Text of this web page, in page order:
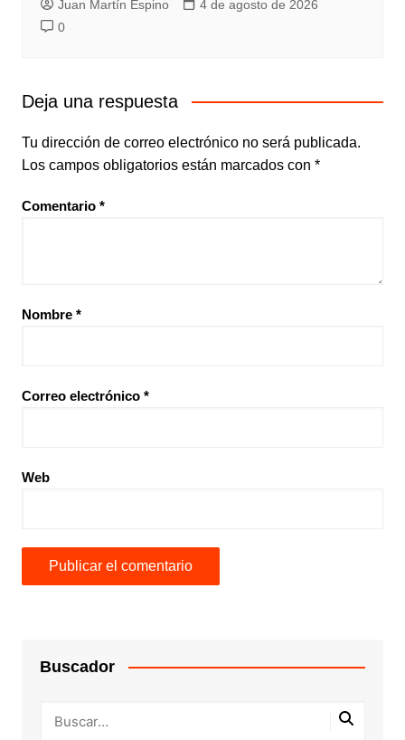
Juan Martín Espino
4 de agosto de 2026
0
Deja una respuesta
Tu dirección de correo electrónico no será publicada.
Los campos obligatorios están marcados con *
Comentario *
Nombre *
Correo electrónico *
Web
Buscador